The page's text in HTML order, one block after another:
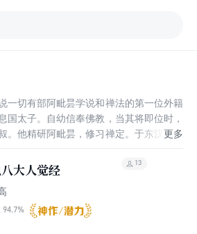
一切有部阿毗昙学说和禅法的第一位外籍
国太子。自幼信奉佛教，当其将即位时，
。他精研阿毗昙，修习禅定。于东汉建和
安世高所译经典共35种，41卷。此外，
释教录》所载安世高译经数量，都比《众
的5种中，《大安般守意经》详细地介绍
净六种法门，为后来天台宗教授的止观所
十方佛现在说法，又说诸菩萨度人欲使人
大人觉经
94.7%
13